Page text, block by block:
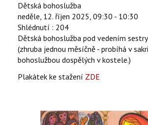
Dětská bohoslužba
neděle, 12. říjen 2025, 09:30 - 10:30
Shlédnutí : 204
Dětská bohoslužba pod vedením
(zhruba jednou měsíčně - probíhá v
bohoslužbou dospělých v kostele.)
Plakátek ke stažení ZDE